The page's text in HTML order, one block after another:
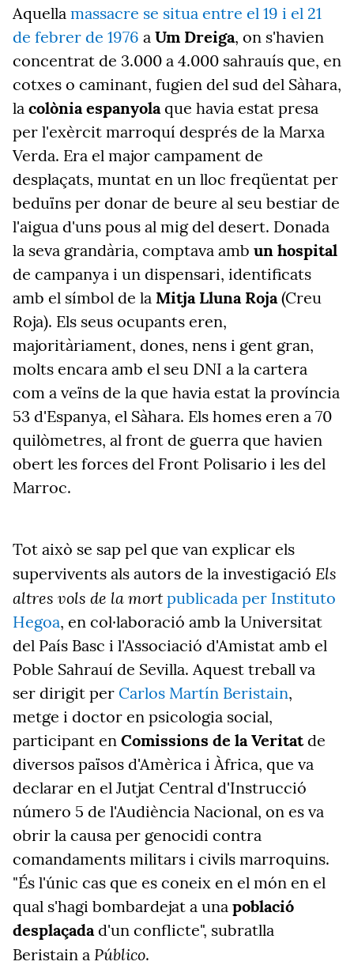
Aquella massacre se situa entre el 19 i el 21
de febrer de 1976 a Um Dreiga, on s'havien
concentrat de 3.000 a 4.000 sahrauís que, en
cotxes o caminant, fugien del sud del Sàhara,
la colònia espanyolaque havia estat presa
per l'exèrcit marroquí després de la Marxa
Verda. Era el major campament de
desplaçats, muntat en un lloc freqüentat per
beduïns per donar de beure al seu bestiar de
l'aigua d'uns pous al mig del desert. Donada
la seva grandària, comptava amb un hospital
de campanya i un dispensari, identificats
amb el símbol de la Mitja Lluna Roja(Creu
Roja). Els seus ocupants eren,
majoritàriament, dones, nens i gent gran,
molts encara amb el seu DNI a la cartera
com a veïns de la que havia estat la província
53 d'Espanya, el Sàhara. Els homes eren a 70
quilòmetres, al front de guerra que havien
obert les forces del Front Polisario i les del
Marroc.
Tot això se sap pel que van explicar els
supervivents als autors de la investigació Els
altres vols de la mort publicada per Instituto
Hegoa, en col·laboració amb la Universitat
del País Basc i l'Associació d'Amistat amb el
Poble Sahrauí de Sevilla. Aquest treball va
ser dirigit per Carlos Martín Beristain,
metge i doctor en psicologia social,
participant en Comissions de la Veritatde
diversos països d'Amèrica i Àfrica, que va
declarar en el Jutjat Central d'Instrucció
número 5 de l'Audiència Nacional, on es va
obrir la causa per genocidi contra
comandaments militars i civils marroquins.
"És l'únic cas que es coneix en el món en el
qual s'hagi bombardejat a una població
desplaçadad'un conflicte", subratlla
Beristain a Público.